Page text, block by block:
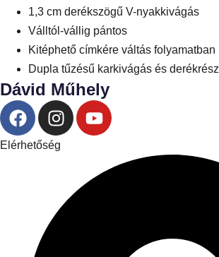
1,3 cm derékszögű V-nyakkivágás
Válltól-vállig pántos
Kitéphető címkére váltás folyamatban
Dupla tűzésű karkivágás és derékrész
Dávid Műhely
Elérhetőség